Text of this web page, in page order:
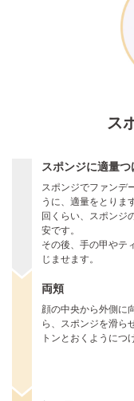
ス
スポンジに適量つ
スポンジでファンデ
うに、適量をとりま
回くらい、スポンジ
安です。
その後、手の甲やテ
じませます。
両頬
顔の中央から外側に
ら、スポンジを滑ら
トンとおくようにつ